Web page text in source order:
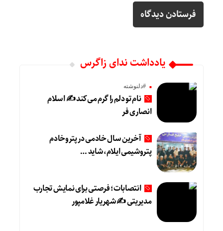
یادداشت ندای زاگرس
#دلنوشته
نام تو دلم را گرم می‌کند ✍️ اسلام
انصاری فر
آخرین سال خادمی در پتروخادم
پتروشیمی ایلام، شاید …
انتصابات؛ فرصتی برای نمایش تجارب
مدیریتی ✍ شهریار غلامپور